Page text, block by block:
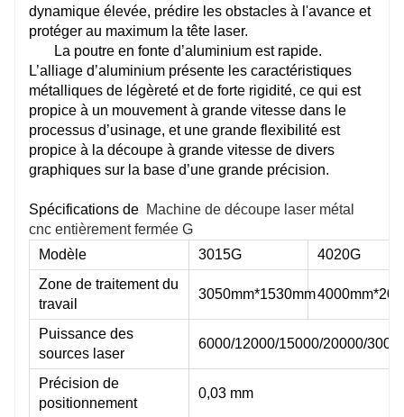
dynamique élevée, prédire les obstacles à l'avance et
protéger au maximum la tête laser.
La poutre en fonte d’aluminium est rapide.
L’alliage d’aluminium présente les caractéristiques
métalliques de légèreté et de forte rigidité, ce qui est
propice à un mouvement à grande vitesse dans le
processus d’usinage, et une grande flexibilité est
propice à la découpe à grande vitesse de divers
graphiques sur la base d’une grande précision.
Spécifications de Machine de découpe laser métal
cnc entièrement fermée G
Modèle
3015G
4020G
Zone de traitement du
travail
3050mm*1530mm
Puissance des
sources laser
6000/12000/15000/20000/
Précision de
positionnement
0,03 mm